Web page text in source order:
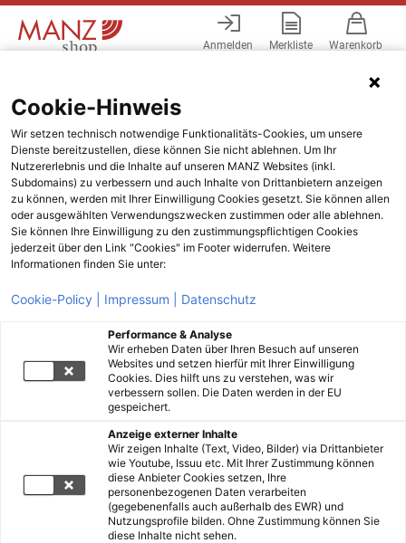
Anmelden Merkliste Warenkorb
Cookie-Hinweis
Wir setzen technisch notwendige Funktionalitäts-Cookies, um unsere
Dienste bereitzustellen, diese können Sie nicht ablehnen. Um Ihr
Nutzererlebnis und die Inhalte auf unseren MANZ Websites (inkl.
Subdomains) zu verbessern und auch Inhalte von Drittanbietern anzeigen
zu können, werden mit Ihrer Einwilligung Cookies gesetzt. Sie können allen
oder ausgewählten Verwendungszwecken zustimmen oder alle ablehnen.
Sie können Ihre Einwilligung zu den zustimmungspflichtigen Cookies
jederzeit über den Link "Cookies" im Footer widerrufen. Weitere
Informationen finden Sie unter:
Cookie-Policy | Impressum | Datenschutz
Performance & Analyse
Wir erheben Daten über Ihren Besuch auf unseren
Websites und setzen hierfür mit Ihrer Einwilligung
Cookies. Dies hilft uns zu verstehen, was wir
verbessern sollen. Die Daten werden in der EU
gespeichert.
Anzeige externer Inhalte
Wir zeigen Inhalte (Text, Video, Bilder) via Drittanbieter
wie Youtube, Issuu etc. Mit Ihrer Zustimmung können
diese Anbieter Cookies setzen, Ihre
personenbezogenen Daten verarbeiten
(gegebenenfalls auch außerhalb des EWR) und
Nutzungsprofile bilden. Ohne Zustimmung können Sie
diese Inhalte nicht sehen.